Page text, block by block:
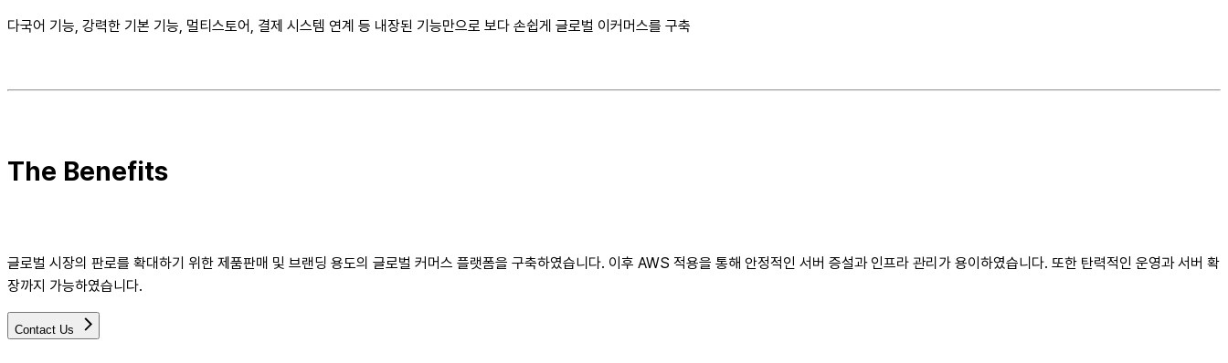
다국어 기능, 강력한 기본 기능, 멀티스토어, 결제 시스템 연계 등 내장된 기능만으로 보다 손쉽게 글로벌 이커머스를 구축
The Benefits
글로벌 시장의 판로를 확대하기 위한 제품판매 및 브랜딩 용도의 글로벌 커머스 플랫폼을 구축하였습니다. 이후 AWS 적용을 통해 안정적인 서버 증설과 인프라 관리가 용이하였습니다. 또한 탄력적인 운영과 서버 확
장까지 가능하였습니다.
Contact Us